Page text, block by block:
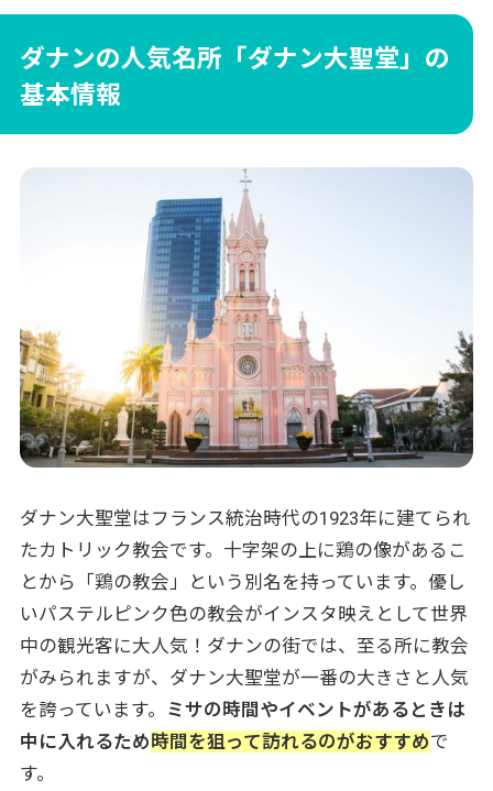
【番外編】バナヒルズのフランス大聖堂も見
応え◎
ダナンの人気名所「ダナン大聖堂」の
基本情報
ダナン大聖堂はフランス統治時代の1923年に建てられ
たカトリック教会です。十字架の上に鶏の像があるこ
とから「鶏の教会」という別名を持っています。優し
いパステルピンク色の教会がインスタ映えとして世界
中の観光客に大人気！ダナンの街では、至る所に教会
がみられますが、ダナン大聖堂が一番の大きさと人気
を誇っています。
ミサの時間やイベントがあるときは
中に入れるため時間を狙って訪れるのがおすすめで
す。